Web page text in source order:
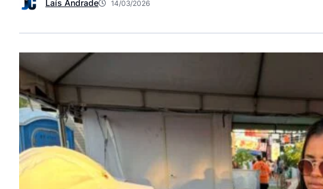
Laís Andrade 14/03/2026